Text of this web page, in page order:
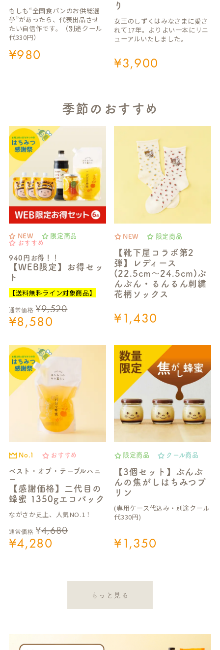
もしも“全国食パンのお供総選
挙”があったら、代表出品させ
たい自信作です。（別途クール
代330円）
¥980
り
女王のしずくはみなさまに愛さ
れて17年。よりよい一本にリニ
ューアルいたしました。
¥3,900
季節のおすすめ
NEW
限定商品
おすすめ
940円お得！！
【WEB限定】お得セッ
ト
【送料無料ライン対象商品】
通常価格 ¥9,520
¥8,580
NEW 限定商品
【靴下屋コラボ第2
弾】レディース
(22.5cm～24.5cm)ぶ
んぶん・るんるん刺繍
花柄ソックス
¥1,430
No.1 おすすめ
ベスト・オブ・テーブルハニ
ー
【感謝価格】二代目の
蜂蜜 1350gエコパック
ながさか史上、人気NO.1！
通常価格 ¥4,680
¥4,280
限定商品 クール商品
【3個セット】ぶんぶ
んの焦がしはちみつプ
リン
(専用ケース代込み・別途クール
代330円)
¥1,350
もっと見る